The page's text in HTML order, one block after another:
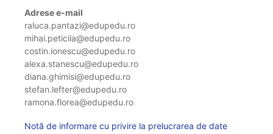
Adrese e-mail
raluca.pantazi@edupedu.ro
mihai.peticila@edupedu.ro
costin.ionescu@edupedu.ro
alexa.stanescu@edupedu.ro
diana.ghimisi@edupedu.ro
stefan.lefter@edupedu.ro
ramona.florea@edupedu.ro
Notă de informare cu privire la prelucrarea de date